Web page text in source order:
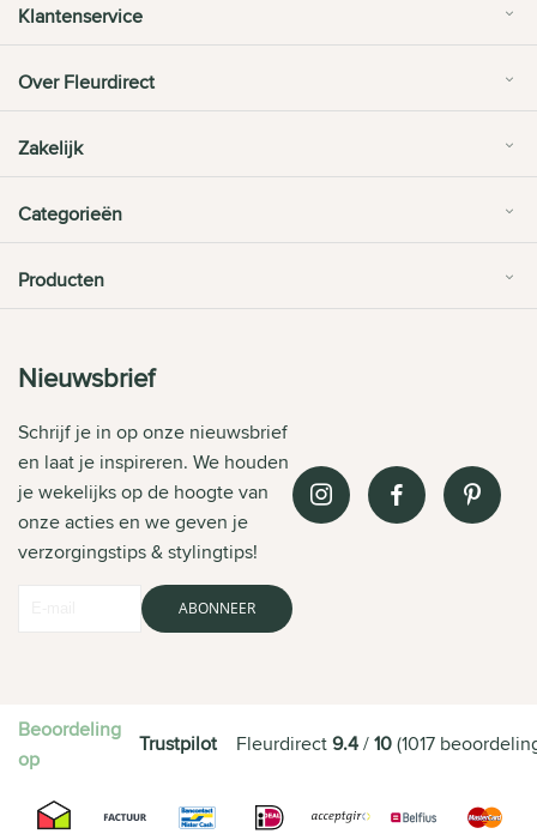
Klantenservice
Over Fleurdirect
Zakelijk
Categorieën
Producten
Nieuwsbrief
Schrijf je in op onze nieuwsbrief
en laat je inspireren. We houden
je wekelijks op de hoogte van
onze acties en we geven je
verzorgingstips & stylingtips!
ABONNEER
Beoordeling
op
Trustpilot Fleurdirect9.4/10(1017